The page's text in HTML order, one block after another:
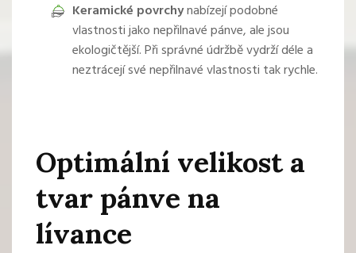
Keramické povrchynabízejí podobné
vlastnosti jako nepřilnavé pánve, ale jsou
ekologičtější. Při správné údržbě vydrží déle a
neztrácejí své nepřilnavé vlastnosti tak rychle.
Optimální velikost a
tvar pánve na
lívance